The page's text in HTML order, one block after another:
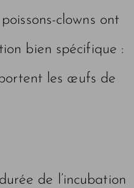
clowns ont
bien spécifique :
les œufs de
de l’incubation